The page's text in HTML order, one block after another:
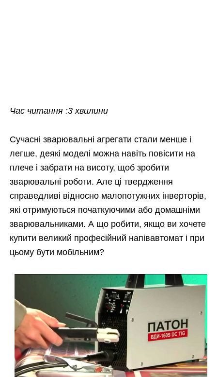
Час читання :3 хвилини
Сучасні зварювальні агрегати стали менше і
легше, деякі моделі можна навіть повісити на
плече і забрати на висоту, щоб зробити
зварювальні роботи. Але ці твердження
справедливі відносно малопотужних інверторів,
які отримуються початкуючими або домашніми
зварювальниками. А що робити, якщо ви хочете
купити великий професійний напівавтомат і при
цьому бути мобільним?